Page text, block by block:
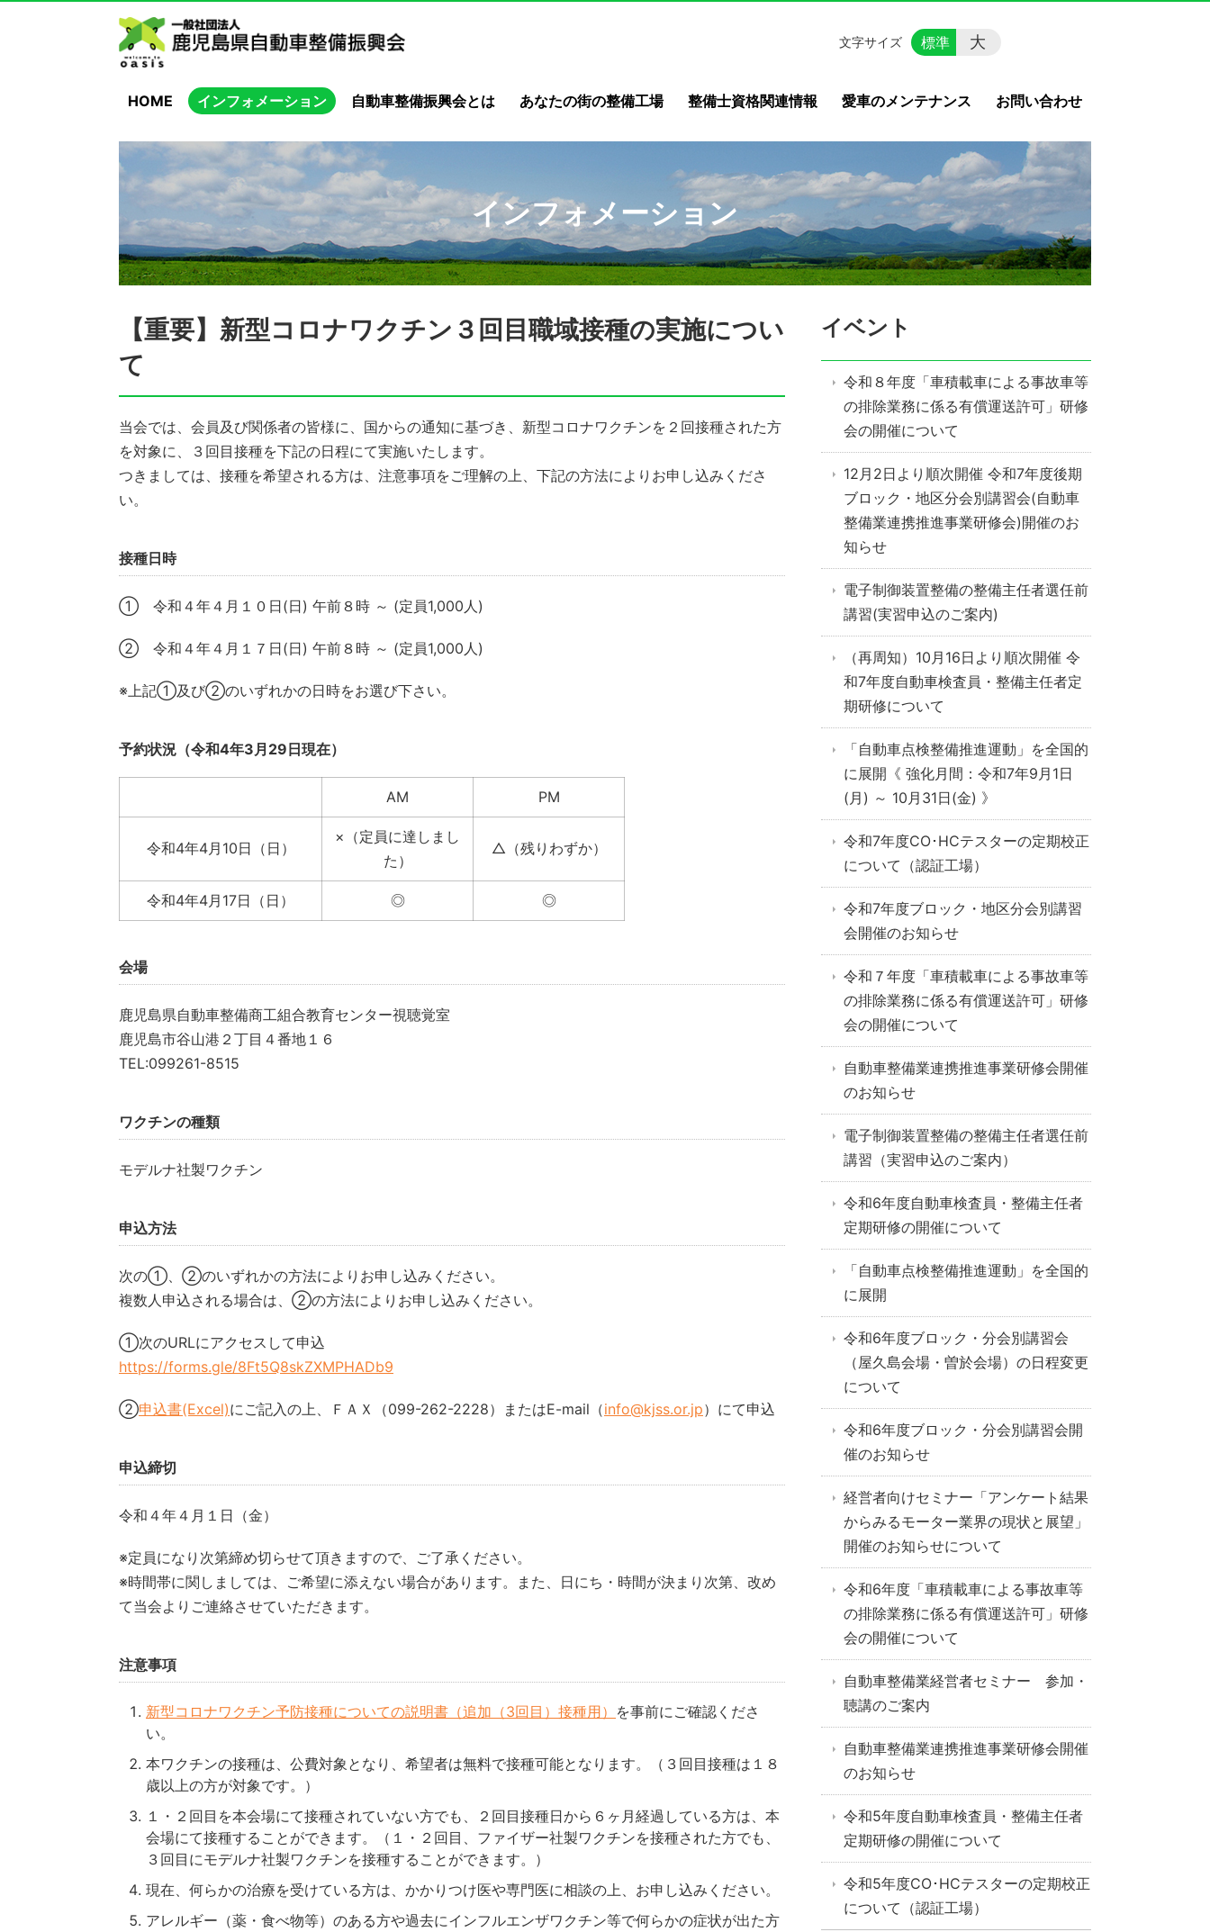
HOME インフォメーション 自動車整備振興会とは あなたの街の整備工場 整備士資格関連情報 愛車のメンテナンス お問い合わせ
文字サイズ 標準 大
インフォメーション
【重要】新型コロナワクチン３回目職域接種の実施につい
て
当会では、会員及び関係者の皆様に、国からの通知に基づき、新型コロナワクチンを２回接種された方
を対象に、３回目接種を下記の日程にて実施いたします。
つきましては、接種を希望される方は、注意事項をご理解の上、下記の方法によりお申し込みくださ
い。
接種日時
① 令和４年４月１０日(日) 午前８時 ～ (定員1,000人)
② 令和４年４月１７日(日) 午前８時 ～ (定員1,000人)
※上記①及び②のいずれかの日時をお選び下さい。
予約状況（令和4年3月29日現在）
AM PM
令和4年4月10日（日）
×（定員に達しまし
た）
△（残りわずか）
令和4年4月17日（日） ◎ ◎
会場
鹿児島県自動車整備商工組合教育センター視聴覚室
鹿児島市谷山港２丁目４番地１６
TEL:099261-8515
ワクチンの種類
モデルナ社製ワクチン
申込方法
次の①、②のいずれかの方法によりお申し込みください。
複数人申込される場合は、②の方法によりお申し込みください。
①次のURLにアクセスして申込
https://forms.gle/8Ft5Q8skZXMPHADb9
②申込書(Excel)にご記入の上、ＦＡＸ（099-262-2228）またはE-mail（info@kjss.or.jp）にて申込
申込締切
令和４年４月１日（金）
※定員になり次第締め切らせて頂きますので、ご了承ください。
※時間帯に関しましては、ご希望に添えない場合があります。また、日にち・時間が決まり次第、改め
て当会よりご連絡させていただきます。
注意事項
新型コロナワクチン予防接種についての説明書（追加（3回目）接種用） を事前にご確認くださ
い。
本ワクチンの接種は、公費対象となり、希望者は無料で接種可能となります。（３回目接種は１８
歳以上の方が対象です。）
１・２回目を本会場にて接種されていない方でも、２回目接種日から６ヶ月経過している方は、本
会場にて接種することができます。（１・２回目、ファイザー社製ワクチンを接種された方でも、
３回目にモデルナ社製ワクチンを接種することができます。）
現在、何らかの治療を受けている方は、かかりつけ医や専門医に相談の上、お申し込みください。
アレルギー（薬・食べ物等）のある方や過去にインフルエンザワクチン等で何らかの症状が出た方
イベント
令和８年度「車積載車による事故車等
の排除業務に係る有償運送許可」研修
会の開催について
12月2日より順次開催 令和7年度後期
ブロック・地区分会別講習会(自動車
整備業連携推進事業研修会)開催のお
知らせ
電子制御装置整備の整備主任者選任前
講習(実習申込のご案内)
（再周知）10月16日より順次開催 令
和7年度自動車検査員・整備主任者定
期研修について
「自動車点検整備推進運動」を全国的
に展開《 強化月間：令和7年9月1日
(月) ～ 10月31日(金) 》
令和7年度CO･HCテスターの定期校正
について（認証工場）
令和7年度ブロック・地区分会別講習
会開催のお知らせ
令和７年度「車積載車による事故車等
の排除業務に係る有償運送許可」研修
会の開催について
自動車整備業連携推進事業研修会開催
のお知らせ
電子制御装置整備の整備主任者選任前
講習（実習申込のご案内）
令和6年度自動車検査員・整備主任者
定期研修の開催について
「自動車点検整備推進運動」を全国的
に展開
令和6年度ブロック・分会別講習会
（屋久島会場・曽於会場）の日程変更
について
令和6年度ブロック・分会別講習会開
催のお知らせ
経営者向けセミナー「アンケート結果
からみるモーター業界の現状と展望」
開催のお知らせについて
令和6年度「車積載車による事故車等
の排除業務に係る有償運送許可」研修
会の開催について
自動車整備業経営者セミナー 参加・
聴講のご案内
自動車整備業連携推進事業研修会開催
のお知らせ
令和5年度自動車検査員・整備主任者
定期研修の開催について
令和5年度CO･HCテスターの定期校正
について（認証工場）